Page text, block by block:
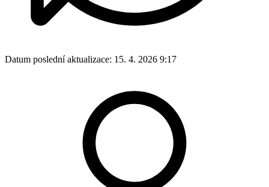
Datum poslední aktualizace: 15. 4. 2026 9:17